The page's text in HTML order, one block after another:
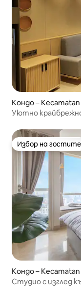
Кондо –
Уютно
Избор на гостите
Избор на гостите
Кондо –
Студио с изглед